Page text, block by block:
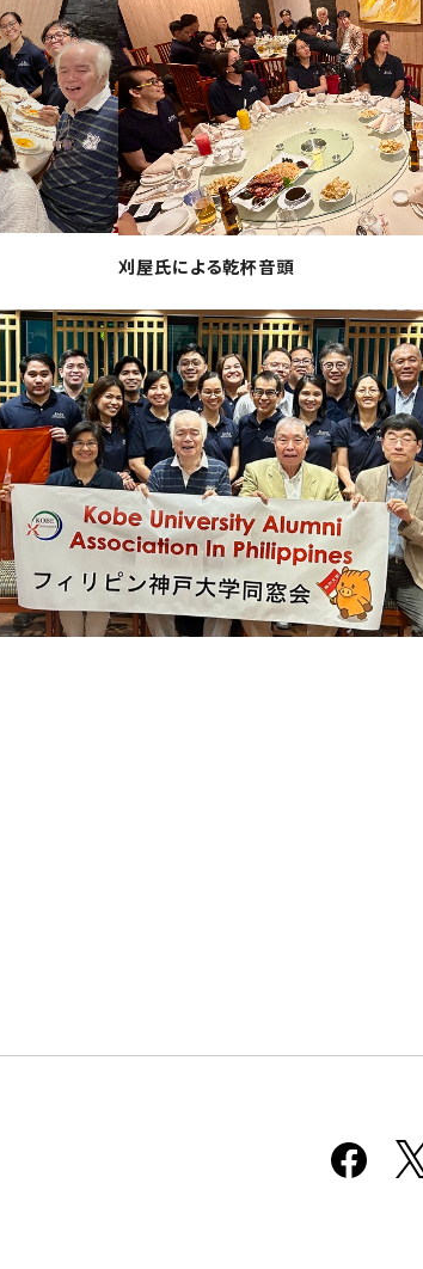
刈屋氏による乾杯音頭